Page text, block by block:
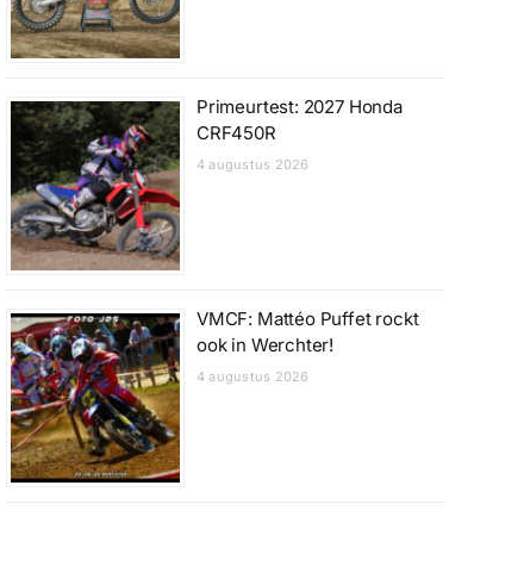
Primeurtest: 2027 Honda
CRF450R
4 augustus 2026
VMCF: Mattéo Puffet rockt
ook in Werchter!
4 augustus 2026